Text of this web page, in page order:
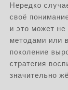
Нередко
своё
и это может
методами или
поколение
стратегия
значительно